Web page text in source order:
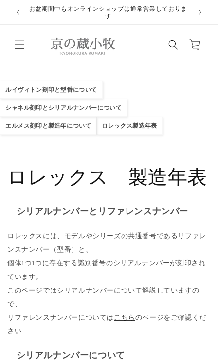
ンツにお盆期間中もオンラインショップは通常営業しておりま
す
悪質
ー
ルイヴィトン刻印と型番について
シャネル刻印とシリアルナンバーについて
エルメス刻印と製造年について ロレックス製造年表
ロレックス 製造年表
シリアルナンバーとリファレンスナンバー
ロレックスには、モデルやシリーズの共通番号であるリファレ
ンスナンバー（型番）と、
個体1つ1つに存在する識別番号のシリアルナンバーが刻印され
ています。
このページではシリアルナンバーについて解説していますの
で、
リファレンスナンバーについてはこちらのページをご確認くだ
さい
シリアルナンバーについて